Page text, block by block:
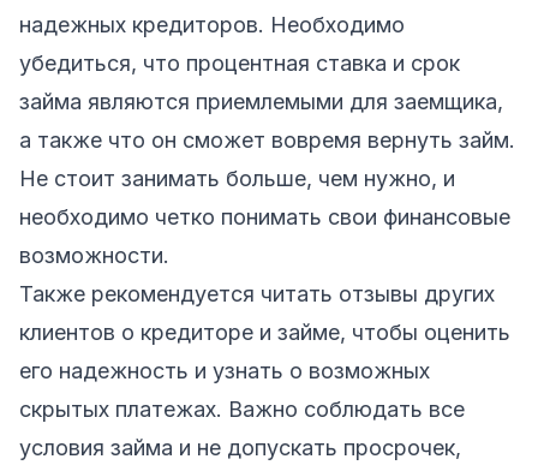
надежных кредиторов. Необходимо
убедиться, что процентная ставка и срок
займа являются приемлемыми для заемщика,
а также что он сможет вовремя вернуть займ.
Не стоит занимать больше, чем нужно, и
необходимо четко понимать свои финансовые
возможности.
Также рекомендуется читать отзывы других
клиентов о кредиторе и займе, чтобы оценить
его надежность и узнать о возможных
скрытых платежах. Важно соблюдать все
условия займа и не допускать просрочек,